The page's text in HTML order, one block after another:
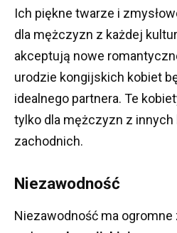
Ich piękne twarze i
dla mężczyzn z każdej
akceptują nowe
urodzie kongijskich kobiet
idealnego partnera. Te
tylko dla mężczyzn z innych
zachodnich.
Niezawodność
Niezawodność ma